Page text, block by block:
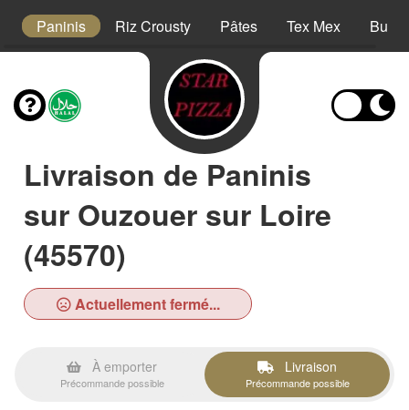
Paninis Riz Crousty Pâtes Tex Mex
Livraison de Paninis
sur Ouzouer sur Loire
(45570)
Actuellement fermé...
À emporter
Précommande possible
Livraison
Précommande possible